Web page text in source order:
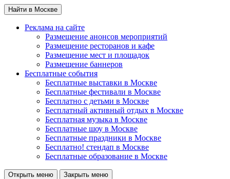
Найти в Москве
Реклама на сайте
Размещение анонсов мероприятий
Размещение ресторанов и кафе
Размещение мест и площадок
Размещение баннеров
Бесплатные события
Бесплатные выставки в Москве
Бесплатные фестивали в Москве
Бесплатно с детьми в Москве
Бесплатный активный отдых в Москве
Бесплатная музыка в Москве
Бесплатные шоу в Москве
Бесплатные праздники в Москве
Бесплатно! стендап в Москве
Бесплатные образование в Москве
Открыть меню Закрыть меню